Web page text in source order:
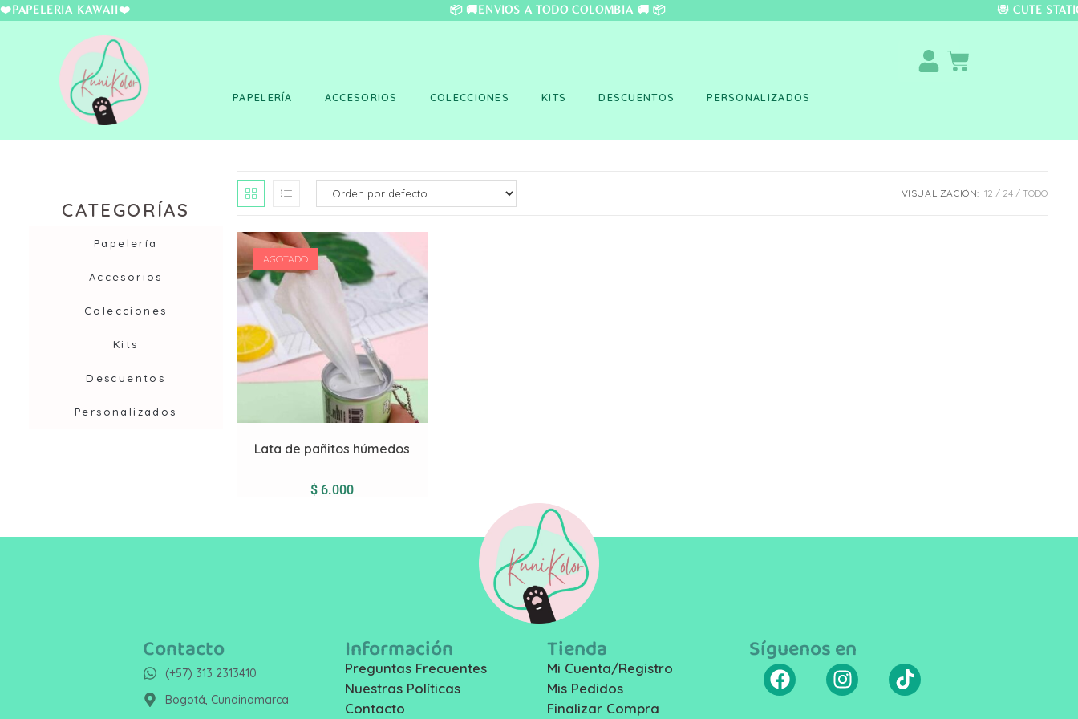
❤️PAPELERÍA KAWAII❤️ 📦 🚚ENVÍOS A TODO COLOMBIA 🚚 📦 😻
PAPELERÍA ACCESORIOS COLECCIONES KITS DESCUENTOS PERSONALIZADOS
CATEGORÍAS
Papelería
Accesorios
Colecciones
Kits
Descuentos
Personalizados
VISUALIZACIÓN: 12 24 TODO
AGOTADO
Lata de pañitos húmedos
$ 6.000
Contacto
(+57) 313 2313410
Bogotá, Cundinamarca
Información
Preguntas Frecuentes
Nuestras Políticas
Contacto
Tienda
Mi Cuenta/Registro
Mis Pedidos
Finalizar Compra
Síguenos en